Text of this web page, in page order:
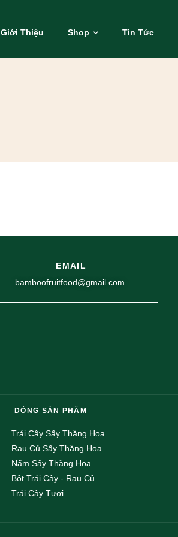
Giới Thiệu Shop Tin Tức
EMAIL
bamboofruitfood@gmail.com
DÒNG SẢN PHẨM
Trái Cây Sấy Thăng Hoa
Rau Củ Sấy Thăng Hoa
Nấm Sấy Thăng Hoa
Bột Trái Cây - Rau Củ
Trái Cây Tươi